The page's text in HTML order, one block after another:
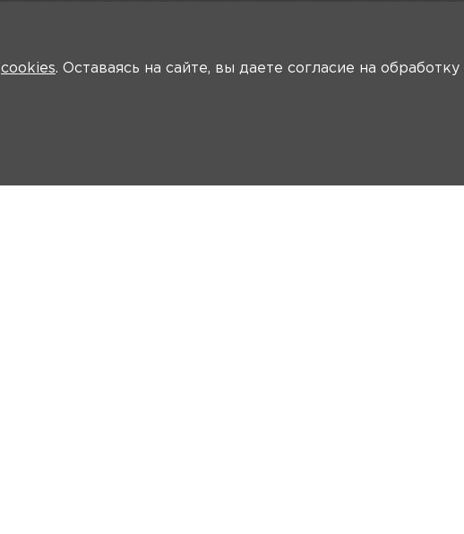
cookies. Оставаясь на сайте, вы даете согласие на обработку